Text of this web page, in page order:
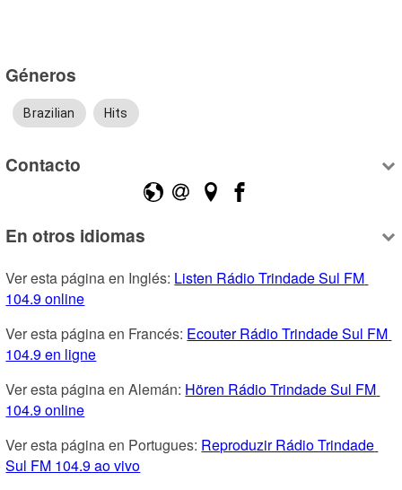
Géneros
Brazilian Hits
Contacto
En otros idiomas
Ver esta página en Inglés: Listen Rádio Trindade Sul FM
104.9 online
Ver esta página en Francés: Ecouter Rádio Trindade Sul FM
104.9 en ligne
Ver esta página en Alemán: Hören Rádio Trindade Sul FM
104.9 online
Ver esta página en Portugues: Reproduzir Rádio Trindade
Sul FM 104.9 ao vivo